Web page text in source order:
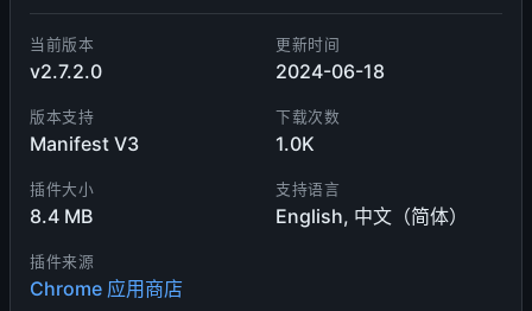
当前版本
v2.7.2.0
更新时间
2024-06-18
版本支持
Manifest V3
下载次数
1.0K
插件大小
8.4 MB
支持语言
English, 中文（简体）
插件来源
Chrome 应用商店